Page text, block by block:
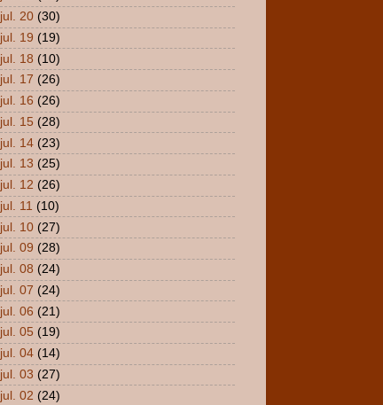
jul. 20 (30)
jul. 19 (19)
jul. 18 (10)
jul. 17 (26)
jul. 16 (26)
jul. 15 (28)
jul. 14 (23)
jul. 13 (25)
jul. 12 (26)
jul. 11 (10)
jul. 10 (27)
jul. 09 (28)
jul. 08 (24)
jul. 07 (24)
jul. 06 (21)
jul. 05 (19)
jul. 04 (14)
jul. 03 (27)
jul. 02 (24)